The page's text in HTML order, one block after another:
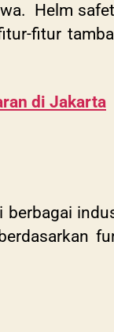
Helm
fitur
di Jakarta